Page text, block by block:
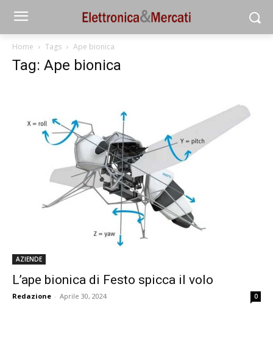
Home Tags Ape bionica
Tag: Ape bionica
AZIENDE
L’ape bionica di Festo spicca il volo
Redazione - Aprile 30, 2024 0